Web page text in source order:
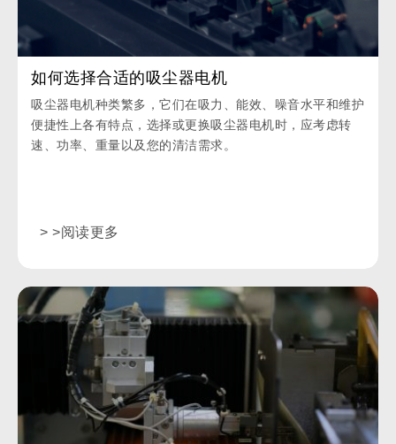
如何选择合适的吸尘器电机
吸尘器电机种类繁多，它们在吸力、能效、噪音水平和维护
便捷性上各有特点，选择或更换吸尘器电机时，应考虑转
速、功率、重量以及您的清洁需求。
> >阅读更多